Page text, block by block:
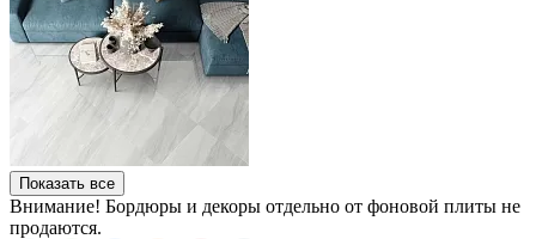
Показать все
Внимание! Бордюры и декоры отдельно от фоновой плиты не
продаются.